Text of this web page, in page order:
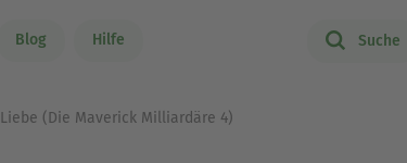
Blog Hilfe Suche
(Die Maverick Milliardäre 4)